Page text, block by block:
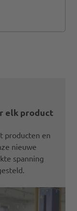
elk product
producten en
nieuwe
spanning